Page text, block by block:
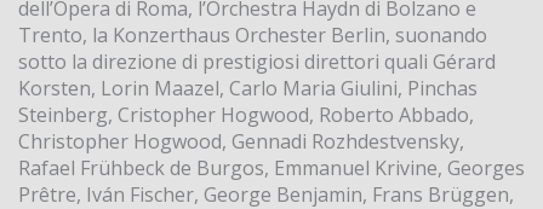
dell’Opera di Roma, l’Orchestra Haydn di Bolzano e
Trento, la Konzerthaus Orchester Berlin, suonando
sotto la direzione di prestigiosi direttori quali Gérard
Korsten, Lorin Maazel, Carlo Maria Giulini, Pinchas
Steinberg, Cristopher Hogwood, Roberto Abbado,
Christopher Hogwood, Gennadi Rozhdestvensky,
Rafael Frühbeck de Burgos, Emmanuel Krivine, Georges
Prêtre, Iván Fischer, George Benjamin, Frans Brüggen,